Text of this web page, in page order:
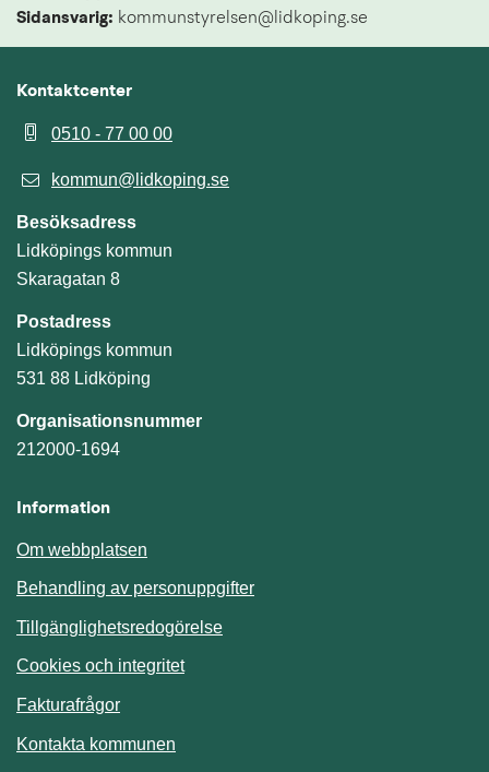
Sidansvarig: kommunstyrelsen@lidkoping.se
Kontaktcenter
0510 - 77 00 00
kommun@lidkoping.se
Besöksadress
Lidköpings kommun
Skaragatan 8
Postadress
Lidköpings kommun
531 88 Lidköping
Organisationsnummer
212000-1694
Information
Om webbplatsen
Behandling av personuppgifter
Tillgänglighetsredogörelse
Cookies och integritet
Fakturafrågor
Kontakta kommunen